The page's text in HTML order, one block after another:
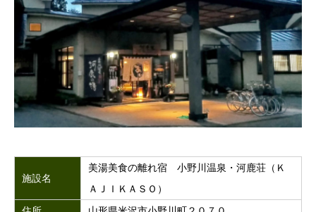
施設名
美湯美食の離れ宿 小野川温泉・河鹿荘（Ｋ
ＡＪＩＫＡＳＯ）